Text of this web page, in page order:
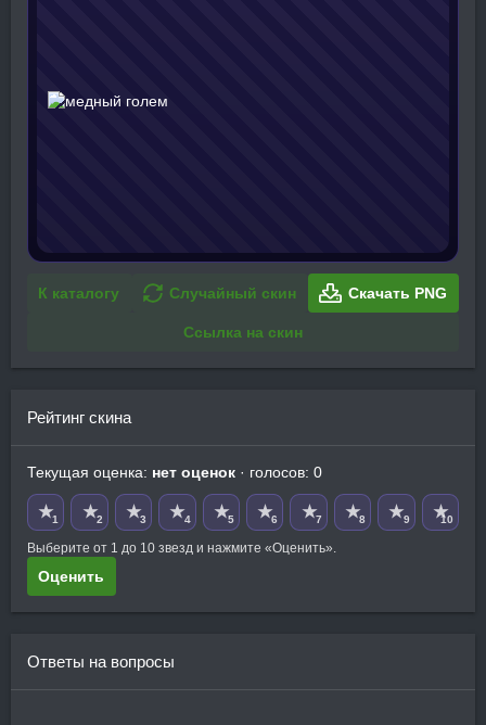
К каталогу Случайный скин Скачать PNG
Ссылка на скин
Рейтинг скина
Текущая оценка: нет оценок · голосов: 0
★1 ★2 ★3 ★4 ★5 ★6 ★7 ★8 ★9 ★10
Выберите от 1 до 10 звезд и нажмите «Оценить».
Оценить
Ответы на вопросы